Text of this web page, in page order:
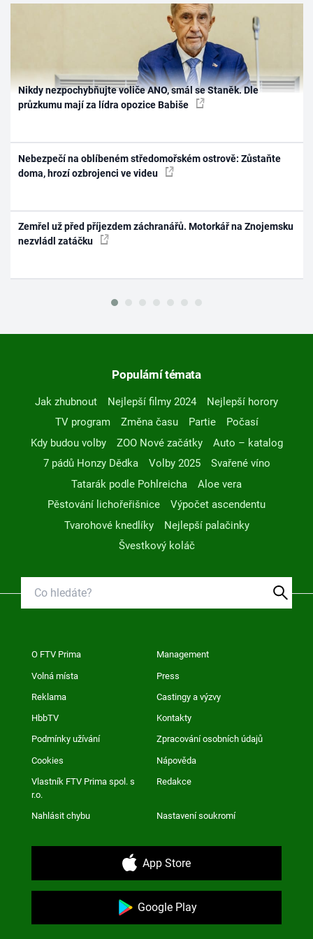
Nikdy nezpochybňujte voliče ANO, smál se Staněk. Dle
průzkumu mají za lídra opozice Babiše
Nebezpečí na oblíbeném středomořském ostrově: Zůstaňte
doma, hrozí ozbrojenci ve videu
Zemřel už před příjezdem záchranářů. Motorkář na Znojemsku
nezvládl zatáčku
Populární témata
Jak zhubnout Nejlepší filmy 2024
Nejlepší horory
TV program
Změna času Partie
Počasí
Kdy budou volby
ZOO Nové začátky
Auto – katalog
7 pádů Honzy Dědka
Volby 2025
Svařené víno
Tatarák podle Pohlreicha
Aloe vera
Pěstování lichořeřišnice
Výpočet ascendentu
Tvarohové knedlíky
Nejlepší palačinky
Švestkový koláč
O FTV Prima Management
Volná místa Press
Reklama Castingy a výzvy
HbbTV Kontakty
Podmínky užívání Zpracování osobních údajů
Cookies Nápověda
Vlastník FTV Prima spol. s
r.o.
Redakce
Nahlásit chybu Nastavení soukromí
App Store
Google Play